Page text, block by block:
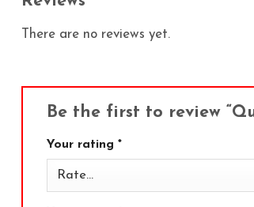
There are no reviews yet.
Be the first to review
Your rating *